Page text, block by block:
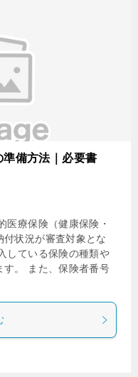
備方法｜必要書
医療保険（健康保険・
状況が審査対象とな
している保険の種類や
す。 また、保険者番号